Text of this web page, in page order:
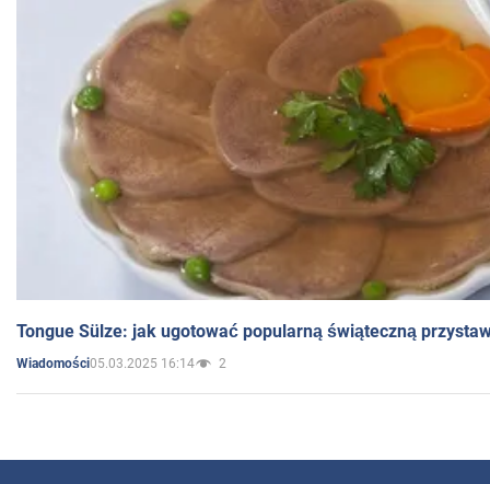
Tongue Sülze: jak ugotować popularną świąteczną
Wiadomości05.03.2025 16:14 2